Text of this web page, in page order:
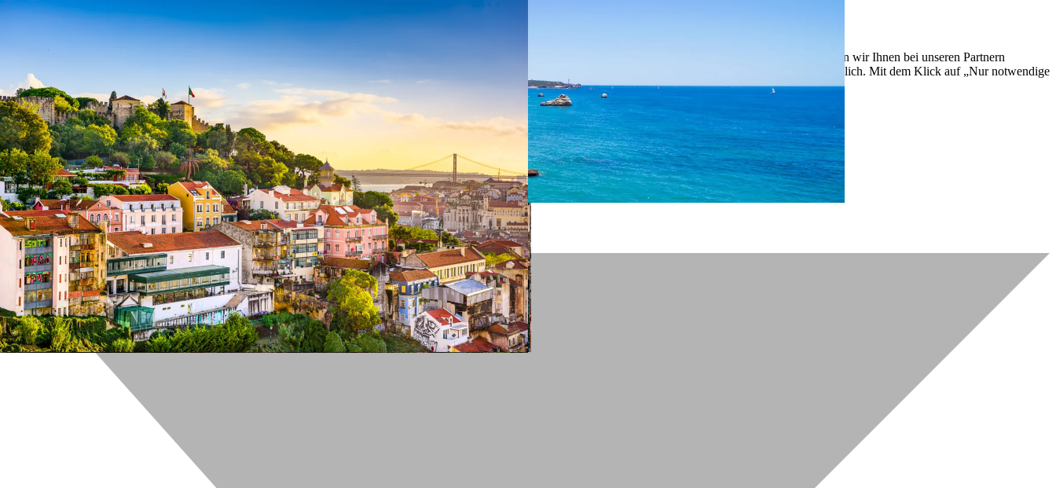
Nur notwendige Cookies
Mit dem Klick auf „geht klar” ermöglichen Sie uns Ihnen über Cookies ein verbessertes Nutzungserlebnis zu servieren und dieses kontinuierlich zu verbessern. So können wir Ihnen bei unseren Partnern
personalisierte Werbung und passende Angebote anzeigen. Über „anpassen” können Sie Ihre persönlichen Präferenzen festlegen. Dies ist auch nachträglich jederzeit möglich. Mit dem Klick auf „Nur notwendige
Cookies” werden lediglich technisch notwendige Cookies gespeichert.
Anpassen Geht klar
Datenschutzerklärung
Cookierichtlinie Impressum
« zurück
Ihre Cookie-Präferenzen verwalten
Wählen Sie, welche Cookies Sie auf check24.de akzeptieren.
Die Cookierichtlinie finden Siehier.
Notwendig